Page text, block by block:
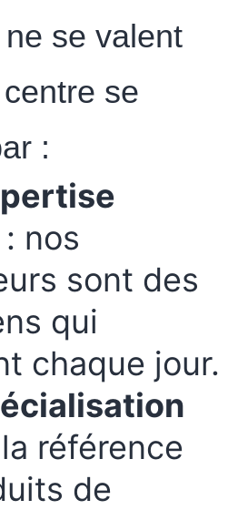
se valent
se
:
: nos
sont des
qui
chaque jour.
référence
de